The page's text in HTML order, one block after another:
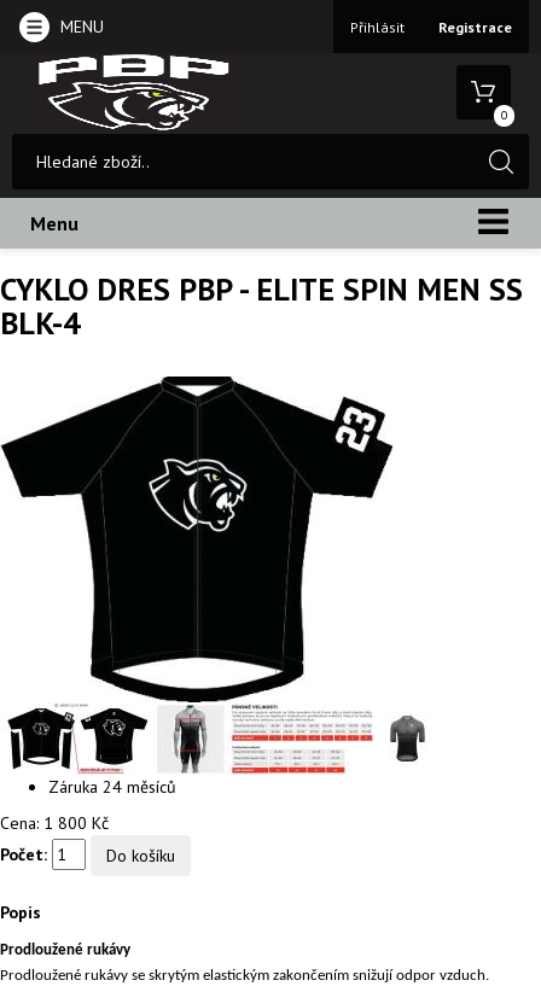
MENU Přihlásit Registrace
0
Menu
CYKLO DRES PBP - ELITE SPIN MEN SS
BLK-4
Záruka 24 měsíců
Cena: 1 800 Kč
Počet:
Popis
Prodloužené rukávy
Prodloužené rukávy se skrytým elastickým zakončením snižují odpor vzduch.